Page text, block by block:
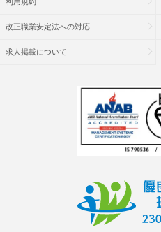
改正職業安定法への対応
求人掲載について